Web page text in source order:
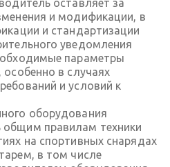
оставляет за
и модификации, в
и стандартизации
уведомления
параметры
особенно в случаях
и условий к
оборудования
правилам техники
на спортивных снарядах
в том числе